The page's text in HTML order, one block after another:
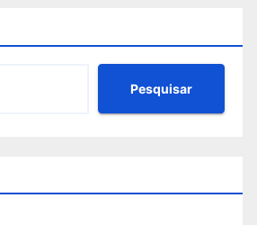
Pesquisar